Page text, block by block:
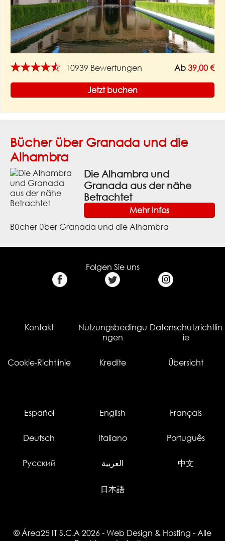
★★★★★ 10939 Bewertungen Ab 39,00 €
Jetzt buchen
Bücher über Granada und die
Alhambra
Die Alhambra und
Granada aus der nähe
Betrachtet
Mehr Infos
Bücher über Granada und die Alhambra
Folgen Sie uns
Kontakt
Nutzungsbedingu
ngen
Datenschutzrichtlin
ie
Cookie-Richtlinie Kredite Übersicht
Español English Français
Deutsch Italiano Português
Русский العربية 中文
日本語
© Área25 IT S.C.A 2026 - Web Design & Hosting - Alle